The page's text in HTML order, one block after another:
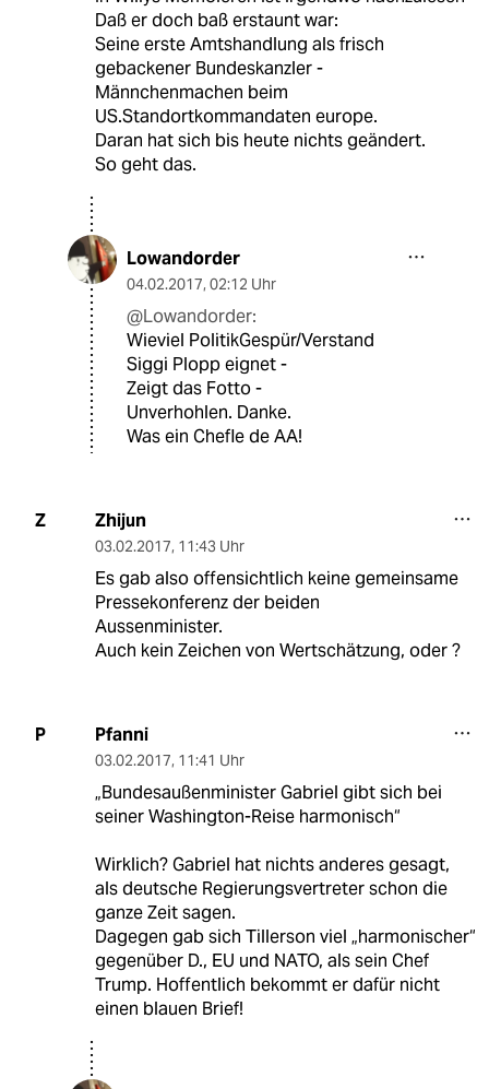
Daß er doch baß erstaunt war:
Seine erste Amtshandlung als frisch
gebackener Bundeskanzler -
Männchenmachen beim
US.Standortkommandaten europe.
Daran hat sich bis heute nichts geändert.
So geht das.
Lowandorder
04.02.2017, 02:12 Uhr
@Lowandorder:
Wieviel PolitikGespür/Verstand
Siggi Plopp eignet -
Zeigt das Fotto -
Unverhohlen. Danke.
Was ein Chefle de AA!
Z Zhijun
03.02.2017, 11:43 Uhr
Es gab also offensichtlich keine gemeinsame
Pressekonferenz der beiden
Aussenminister.
Auch kein Zeichen von Wertschätzung, oder ?
P Pfanni
03.02.2017, 11:41 Uhr
„Bundesaußenminister Gabriel gibt sich bei
seiner Washington-Reise harmonisch“
Wirklich? Gabriel hat nichts anderes gesagt,
als deutsche Regierungsvertreter schon die
ganze Zeit sagen.
Dagegen gab sich Tillerson viel „harmonischer“
gegenüber D., EU und NATO, als sein Chef
Trump. Hoffentlich bekommt er dafür nicht
einen blauen Brief!